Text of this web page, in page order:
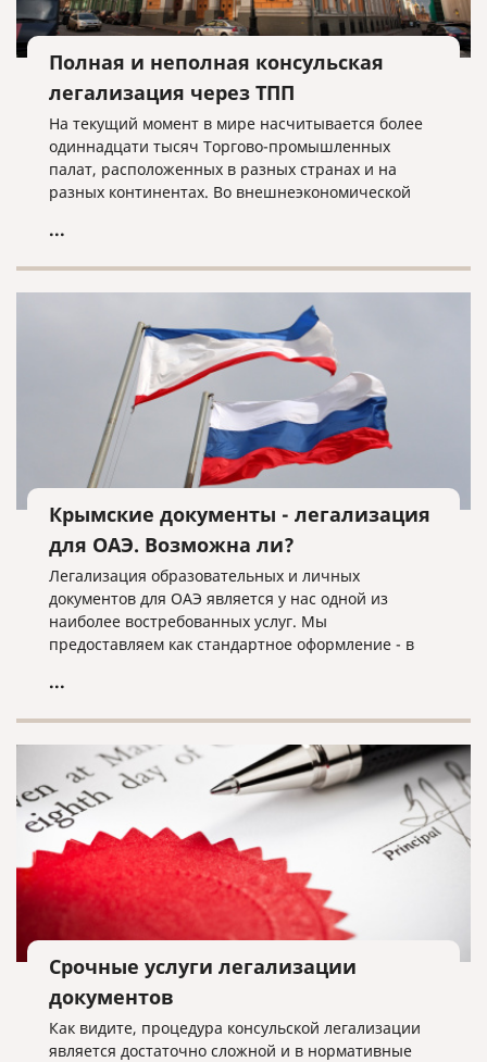
Полная и неполная консульская
легализация через ТПП
На текущий момент в мире насчитывается более
одиннадцати тысяч Торгово-промышленных
палат, расположенных в разных странах и на
разных континентах. Во внешнеэкономической
промышленные палаты играют огромную роль.
...
Крымские документы - легализация
для ОАЭ. Возможна ли?
Легализация образовательных и личных
документов для ОАЭ является у нас одной из
наиболее востребованных услуг. Мы
предоставляем как стандартное оформление - в
режиме.
...
Срочные услуги легализации
документов
Как видите, процедура консульской легализации
является достаточно сложной и в нормативные